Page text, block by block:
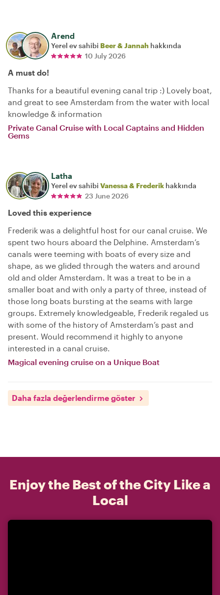
Arend
Yerel ev sahibi Beer & Jannah hakkında
10 July 2026
A must do!
Thanks for a beautiful evening canal trip :) Lovely boat,
and great to see Amsterdam from the water with local
knowledge & information
Private Canal Cruise with Local Captains and Hidden
Gems
Latha
Yerel ev sahibi Vanessa & Frederik hakkında
23 June 2026
Loved this experience
Frederik was a delightful host for our canal cruise. We
spent two hours aboard the Delphine. Amsterdam’s
canals were teeming with boats of every size and
shape, as we glided through the waters and around
old and older Amsterdam. It was a treat to be in a
smaller boat and with only a party of three, instead of
those long boats bursting at the seams with large
groups. Extremely knowledgeable, Frederik regaled us
with some of the history of Amsterdam’s past and
present. Would recommend it highly to anyone
interested in a canal cruise.
Magical evening cruise on a Unique Boat
Daha fazla değerlendirme göster
Enjoy the Best of the City Like a
Local